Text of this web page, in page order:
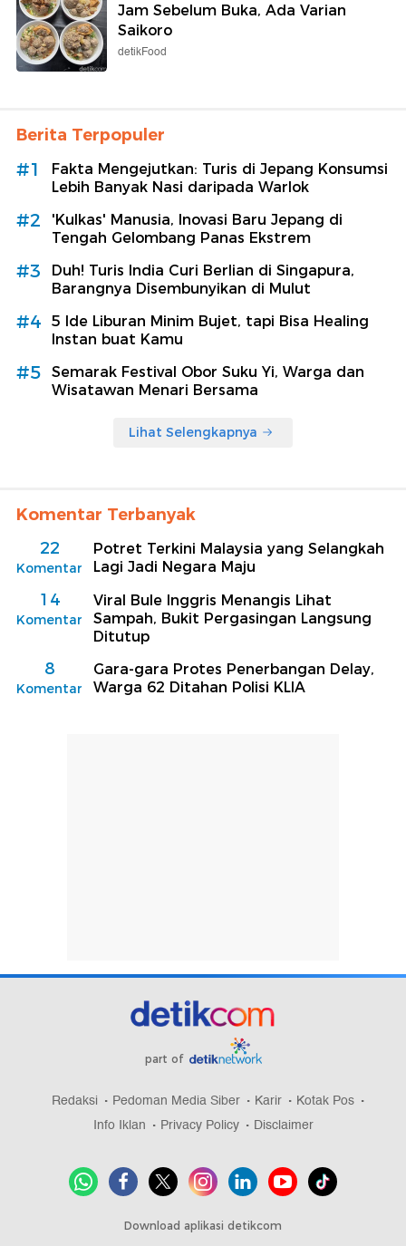
Jam Sebelum Buka, Ada Varian
Saikoro
detikFood
Berita Terpopuler
#1
Fakta Mengejutkan: Turis di Jepang Konsumsi
Lebih Banyak Nasi daripada Warlok
#2
'Kulkas' Manusia, Inovasi Baru Jepang di
Tengah Gelombang Panas Ekstrem
#3
Duh! Turis India Curi Berlian di Singapura,
Barangnya Disembunyikan di Mulut
#4
5 Ide Liburan Minim Bujet, tapi Bisa Healing
Instan buat Kamu
#5
Semarak Festival Obor Suku Yi, Warga dan
Wisatawan Menari Bersama
Lihat Selengkapnya
Komentar Terbanyak
22
Komentar
Potret Terkini Malaysia yang Selangkah
Lagi Jadi Negara Maju
14
Komentar
Viral Bule Inggris Menangis Lihat
Sampah, Bukit Pergasingan Langsung
Ditutup
8
Komentar
Gara-gara Protes Penerbangan Delay,
Warga 62 Ditahan Polisi KLIA
part of
Redaksi Pedoman Media Siber Karir
Kotak Pos
Info Iklan
Privacy Policy Disclaimer
Download aplikasi detikcom